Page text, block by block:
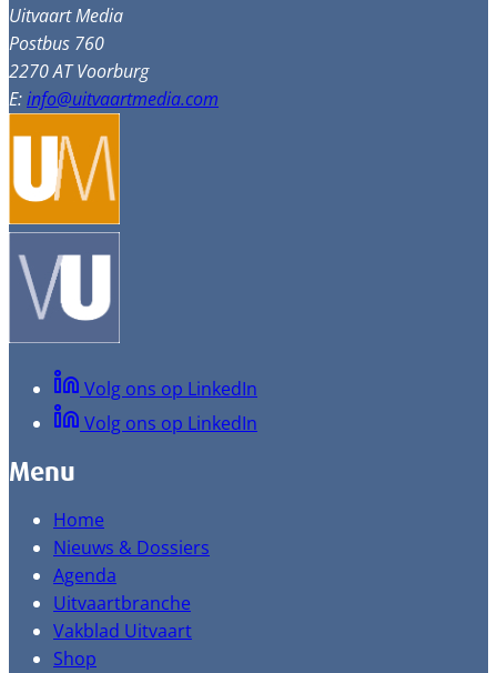
Uitvaart Media
Postbus 760
2270 AT Voorburg
E:info@uitvaartmedia.com
Volg ons op LinkedIn
Volg ons op LinkedIn
Menu
Home
Nieuws & Dossiers
Agenda
Uitvaartbranche
Vakblad Uitvaart
Shop